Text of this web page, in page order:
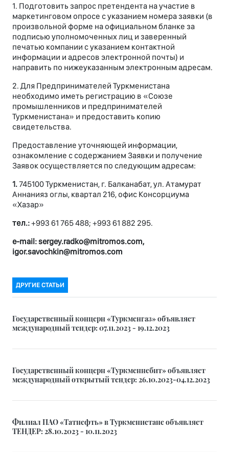
1. Подготовить запрос претендента на участие в
маркетинговом опросе с указанием номера заявки (в
произвольной форме на официальном бланке за
подписью уполномоченных лиц и заверенный
печатью компании c указанием контактной
информации и адресов электронной почты) и
направить по нижеуказанным электронным адресам.
2. Для Предпринимателей Туркменистана
необходимо иметь регистрацию в «Союзе
промышленников и предпринимателей
Туркменистана» и предоставить копию
свидетельства.
Предоставление уточняющей информации,
ознакомление с содержанием Заявки и получение
Заявок осуществляется по следующим адресам:
1.745100 Туркменистан, г. Балканабат, ул. Атамурат
Аннанияз оглы, квартал 216, офис Консорциума
«Хазар»
тел.:+993 61 765 488; +993 61 882 295.
e-mail: sergey.radko@mitromos.com,
igor.savochkin@mitromos.com
ДРУГИЕ СТАТЬИ
Государственный концерн «Туркменгаз» объявляет
международный тендер: 07.11.2023 - 19.12.2023
Государственный концерн «Туркменнебит» объявляет
международный открытый тендер: 26.10.2023-04.12.2023
Филиал ПАО «Татнефть» в Туркменистане объявляет
ТЕНДЕР: 28.10.2023 - 10.11.2023